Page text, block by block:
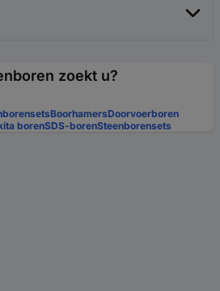
zoekt u?
BoorhamersDoorvoerboren
borenSDS-borenSteenborensets